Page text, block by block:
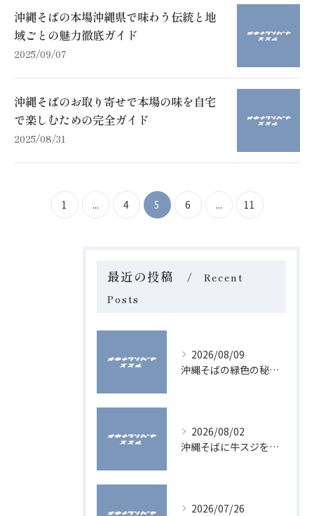
沖縄そばの本場沖縄県で味わう伝統と地
域ごとの魅力徹底ガイド
2025/09/07
沖縄そばのお取り寄せで本場の味を自宅
で楽しむための完全ガイド
2025/08/31
1 ... 4 5 6 ... 11
最近の投稿
Recent
Posts
2026/08/09
沖縄そばの緑色の秘密と沖縄県ならではの味わいを徹底解説
2026/08/02
沖縄そばに牛スジを合わせた一杯の魅力と部位ごとの違いを徹底解説
2026/07/26